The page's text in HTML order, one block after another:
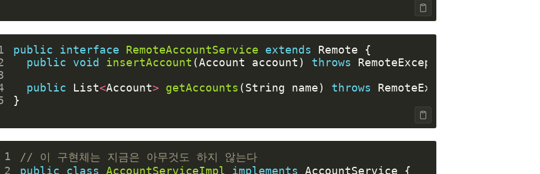
public interface RemoteAccountService extends Remote
{
public void insertAccount (Account account ) throws RemoteException
public List<Account> getAccounts (String name) throws RemoteException
}
// 이 구현체는 지금은 아무것도 하지 않는다
public class AccountServiceImpl implements AccountService {